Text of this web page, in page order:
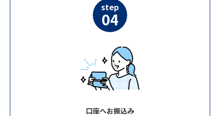
step
04
口座へお振込み